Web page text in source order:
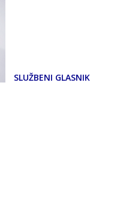
SLUŽBENI GLASNIK